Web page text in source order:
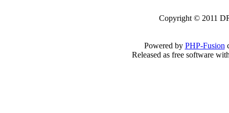
Copyright © 2011
Powered by PHP-Fusion
Released as free software